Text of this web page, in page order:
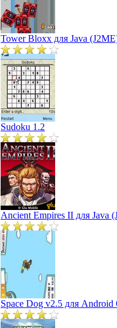
Tower Bloxx для Java
Sudoku 1.2
Ancient Empires II для Java
Space Dog v2.5 для Android